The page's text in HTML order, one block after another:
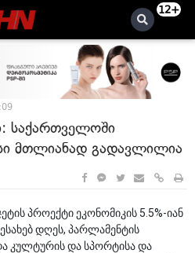
12+
საქართველოში
მთლიანად გადავლილია
პროექტი ეკონომიკის 5.5%-იან
დღეს, პარლამენტის
კულტურის და სპორტისა და